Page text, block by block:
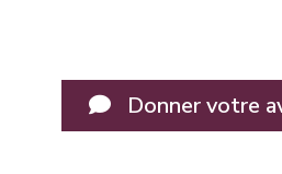
Donner votre